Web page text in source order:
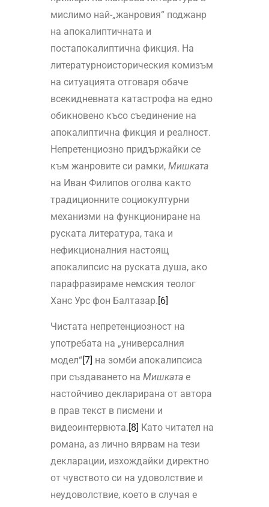
мислимо най-„жанровия“ поджанр
на апокалиптичната и
постапокалиптична фикция. На
литературноисторическия комизъм
на ситуацията отговаря обаче
всекидневната катастрофа на едно
обикновено късо съединение на
апокалиптична фикция и реалност.
Непретенциозно придържайки се
към жанровите си рамки, Мишката
на Иван Филипов оголва както
традиционните социокултурни
механизми на функциониране на
руската литература, така и
нефикционалния настоящ
апокалипсис на руската душа, ако
парафразираме немския теолог
Ханс Урс фон Балтазар. [6]
Чистата непретенциозност на
употребата на „универсалния
модел“[7] на зомби апокалипсиса
при създаването на Мишкатаe
настойчиво декларирана от автора
в прав текст в писмени и
видеоинтервюта. [8] Като читател на
романа, аз лично вярвам на тези
декларации, изхождайки директно
от чувството си на удоволствие и
неудоволствие, което в случая е